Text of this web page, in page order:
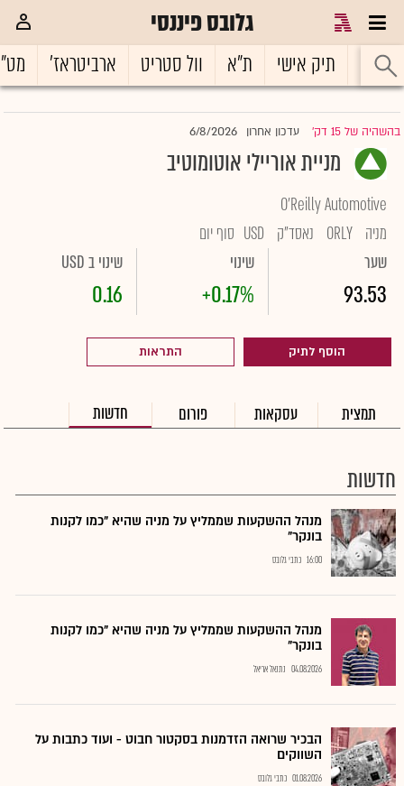
גלובס פיננסי
ראשי תיק אישי ת"א וול סטריט ארביטראז'
בהשהיה של 15 דק' |עדכון אחרון 6/8/2026
מניית אוריילי אוטומוטיב
O'Reilly Automotive
מניה ORLY נאסד"ק USD סוף יום
שער
93.53
שינוי
+0.17%
שינוי ב USD
0.16
הוסף לתיק התראות
תמצית עסקאות פורום חדשות
חדשות
מנהל ההשקעות שממליץ על מניה שהיא "כמו לקנות
בונקר"
16:00 כתבי גלובס
מנהל ההשקעות שממליץ על מניה שהיא "כמו לקנות
בונקר"
04.08.2026 נתנאל אריאל
הבכיר שרואה הזדמנות בסקטור חבוט - ועוד כתבות על
השווקים
01.08.2026 כתבי גלובס